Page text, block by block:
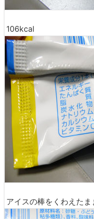
106kcal
アイスの棒をくわえたま